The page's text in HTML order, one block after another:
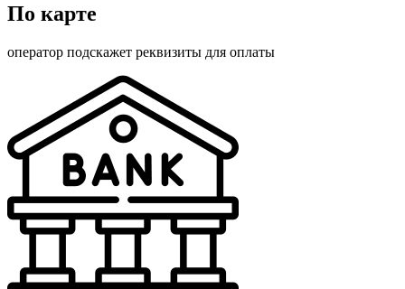
По карте
оператор подскажет реквизиты для оплаты